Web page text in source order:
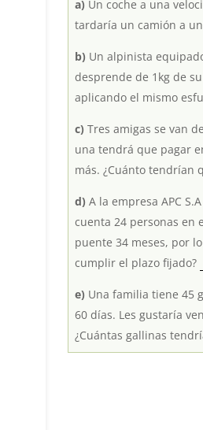
a) Un coche a una
tardaría un camión a
b) Un alpinista
desprende de 1kg de
aplicando el mismo
c) Tres amigas se van
una tendrá que pagar
más. ¿Cuánto tendrían
d) A la empresa APC
cuenta 24 personas en
puente 34 meses, por
cumplir el plazo fijado?
e) Una familia tiene 45
60 días. Les gustaría vender algunas gallinas, para que el resto pudieran alimentarse durante 30 días más.
¿Cuántas gallinas